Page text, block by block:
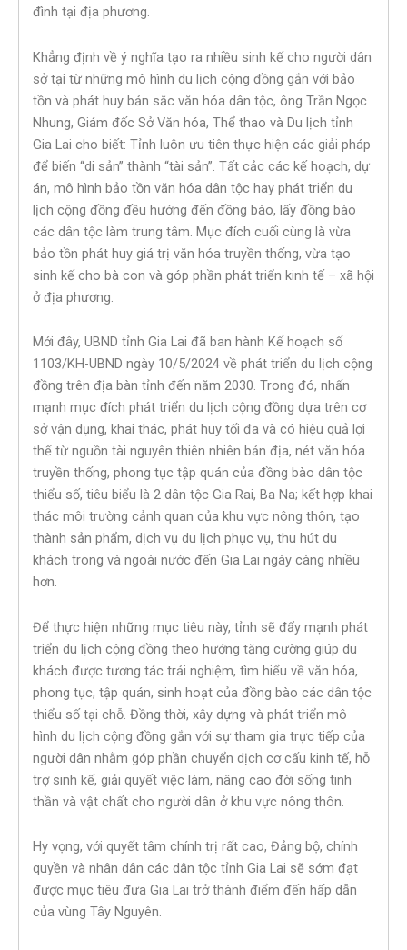
đình tại địa phương.
Khẳng định về ý nghĩa tạo ra nhiều sinh kế cho người dân
sở tại từ những mô hình du lịch cộng đồng gắn với bảo
tồn và phát huy bản sắc văn hóa dân tộc, ông Trần Ngọc
Nhung, Giám đốc Sở Văn hóa, Thể thao và Du lịch tỉnh
Gia Lai cho biết: Tỉnh luôn ưu tiên thực hiện các giải pháp
để biến “di sản” thành “tài sản”. Tất cảc các kế hoạch, dự
án, mô hình bảo tồn văn hóa dân tộc hay phát triển du
lịch cộng đồng đều hướng đến đồng bào, lấy đồng bào
các dân tộc làm trung tâm. Mục đích cuối cùng là vừa
bảo tồn phát huy giá trị văn hóa truyền thống, vừa tạo
sinh kế cho bà con và góp phần phát triển kinh tế – xã hội
ở địa phương.
Mới đây, UBND tỉnh Gia Lai đã ban hành Kế hoạch số
1103/KH-UBND ngày 10/5/2024 về phát triển du lịch cộng
đồng trên địa bàn tỉnh đến năm 2030. Trong đó, nhấn
mạnh mục đích phát triển du lịch cộng đồng dựa trên cơ
sở vận dụng, khai thác, phát huy tối đa và có hiệu quả lợi
thế từ nguồn tài nguyên thiên nhiên bản địa, nét văn hóa
truyền thống, phong tục tập quán của đồng bào dân tộc
thiểu số, tiêu biểu là 2 dân tộc Gia Rai, Ba Na; kết hợp khai
thác môi trường cảnh quan của khu vực nông thôn, tạo
thành sản phẩm, dịch vụ du lịch phục vụ, thu hút du
khách trong và ngoài nước đến Gia Lai ngày càng nhiều
hơn.
Để thực hiện những mục tiêu này, tỉnh sẽ đẩy mạnh phát
triển du lịch cộng đồng theo hướng tăng cường giúp du
khách được tương tác trải nghiệm, tìm hiểu về văn hóa,
phong tục, tập quán, sinh hoạt của đồng bào các dân tộc
thiểu số tại chỗ. Đồng thời, xây dựng và phát triển mô
hình du lịch cộng đồng gắn với sự tham gia trực tiếp của
người dân nhằm góp phần chuyển dịch cơ cấu kinh tế, hỗ
trợ sinh kế, giải quyết việc làm, nâng cao đời sống tinh
thần và vật chất cho người dân ở khu vực nông thôn.
Hy vọng, với quyết tâm chính trị rất cao, Đảng bộ, chính
quyền và nhân dân các dân tộc tỉnh Gia Lai sẽ sớm đạt
được mục tiêu đưa Gia Lai trở thành điểm đến hấp dẫn
của vùng Tây Nguyên.